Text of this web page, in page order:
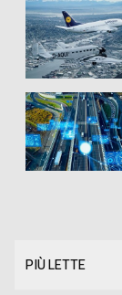
PIÙ LETTE